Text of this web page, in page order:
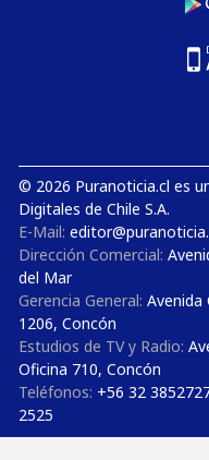
© 2026 Puranoticia.cl es
Digitales de Chile S.A.
E-Mail:
Dirección Comercial:
del Mar
Gerencia General: Avenida
1206, Concón
Estudios de TV y Radio:
Oficina 710, Concón
Teléfonos: +56 32
2525